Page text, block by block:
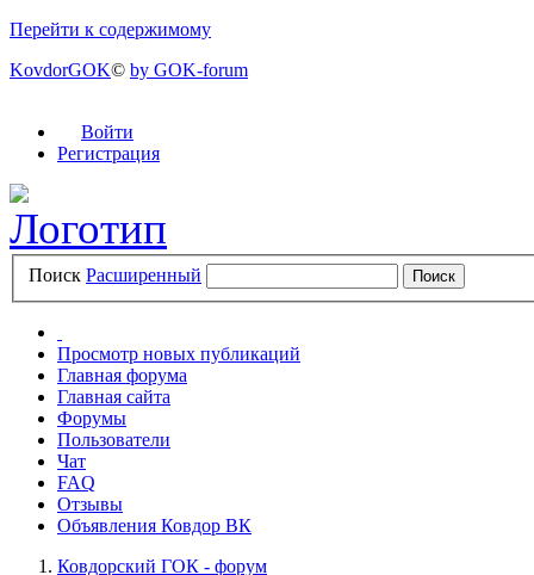
Перейти к содержимому
KovdorGOK© by GOK-forum
Войти
Регистрация
Поиск Расширенный
Просмотр новых публикаций
Главная форума
Главная сайта
Форумы
Пользователи
Чат
FAQ
Отзывы
Объявления Ковдор ВК
Ковдорский ГОК - форум